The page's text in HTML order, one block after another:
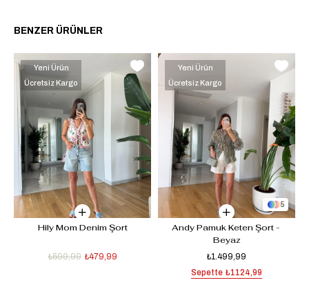
BENZER ÜRÜNLER
Hily Mom Denim Şort
₺479,99
₺599,99
Yeni Ürün
Ücretsiz Kargo
5
Andy Pamuk Keten Şort -
Beyaz
₺1.499,99
Sepette ₺1124,99
Yeni Ürün
Ücretsiz Kargo